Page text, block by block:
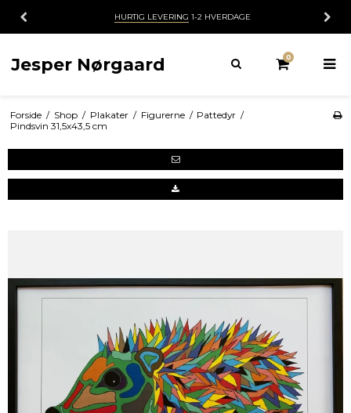
HURTIG LEVERING 1-2 HVERDAGE
Jesper Nørgaard 0
Forside / Shop / Plakater / Figurerne / Pattedyr /
Pindsvin 31,5x43,5 cm